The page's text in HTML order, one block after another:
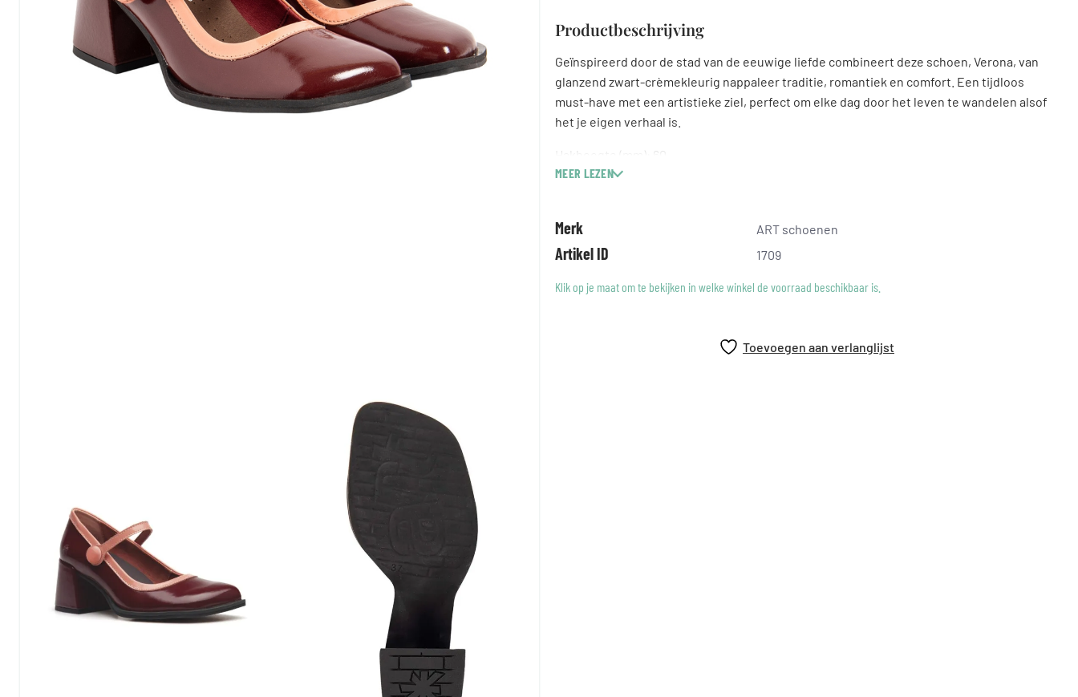
Productbeschrijving
Geïnspireerd door de stad van de eeuwige liefde combineert deze schoen, Verona, van
glanzend zwart-crèmekleurig nappaleer traditie, romantiek en comfort. Een tijdloos
must-have met een artistieke ziel, perfect om elke dag door het leven te wandelen alsof
het je eigen verhaal is.
Hakhoogte (mm): 60
Sluiting: Elastiek
Buitenmateriaal: Kalfsleer
Materiaal hak: ABS
Buitenzool: 100% rubber
MEER LEZEN
Merk ART schoenen
Artikel ID 1709
Klik op je maat om te bekijken in welke winkel de voorraad beschikbaar is.
Toevoegen aan verlanglijst